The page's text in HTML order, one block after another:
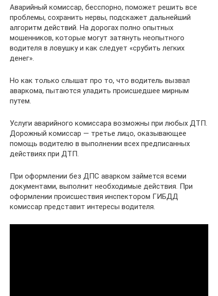
Аварийный комиссар, бесспорно, поможет решить все
проблемы, сохранить нервы, подскажет дальнейший
алгоритм действий. На дорогах полно опытных
мошенников, которые могут затянуть неопытного
водителя в ловушку и как следует «срубить легких
денег».
Но как только слышат про то, что водитель вызвал
аваркома, пытаются уладить происшедшее мирным
путем.
Услуги аварийного комиссара возможны при любых ДТП.
Дорожный комиссар — третье лицо, оказывающее
помощь водителю в выполнении всех предписанных
действиях при ДТП.
При оформлении без ДПС аварком займется всеми
документами, выполнит необходимые действия. При
оформлении происшествия инспектором ГИБДД
комиссар представит интересы водителя.